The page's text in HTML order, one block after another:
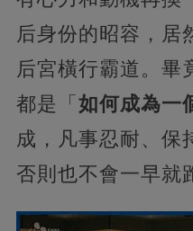
后身份的昭容，居
后宮橫行霸道。畢
都是「 如何成為一
成，凡事忍耐、保
否則也不會一早就